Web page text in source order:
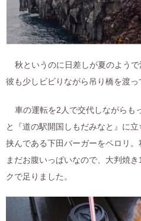
秋というのに日差しが夏のよう
彼も少しビビりながら吊り橋を渡っ
車の運転を2人で交代しながらも
と『道の駅開国しもだみなと』に
挟んである下田バーガーをペロリ
まだお腹いっぱいなので、大判焼
クで足りました。